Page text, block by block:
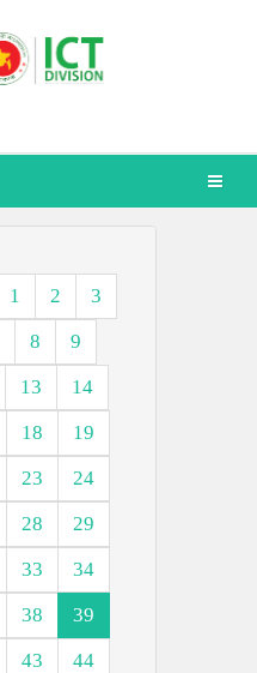
1 2
3
8
9
13
14
18
19
23
24
28
29
33
34
38
39
43
44